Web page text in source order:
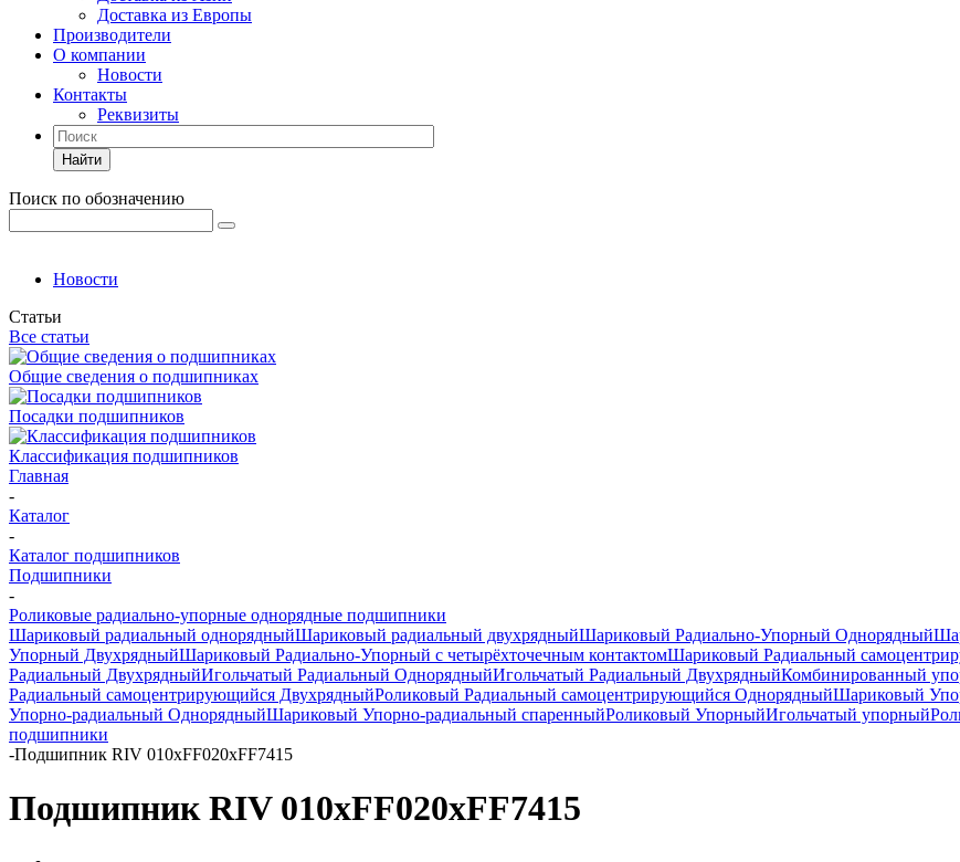
Доставка из Европы
Производители
О компании
Новости
Контакты
Реквизиты
Найти
Поиск по обозначению
Новости
Статьи
Все статьи
Общие сведения о подшипниках
Посадки подшипников
Классификация подшипников
Главная
-
Каталог
-
Каталог подшипников
Подшипники
-
Роликовые радиально-упорные однорядные подшипники
Шариковый радиальный однорядныйШариковый радиальный двухрядныйШариковый Радиально-Упорный Однорядный
Упорный ДвухрядныйШариковый Радиально-Упорный с четырёхточечным контактомШариковый Радиальный
Радиальный ДвухрядныйИгольчатый Радиальный ОднорядныйИгольчатый Радиальный ДвухрядныйКомбинированный
Радиальный самоцентрирующийся ДвухрядныйРоликовый Радиальный самоцентрирующийся ОднорядныйШариковый
Упорно-радиальный ОднорядныйШариковый Упорно-радиальный спаренныйРоликовый УпорныйИгольчатый упорный
подшипники
-Подшипник RIV 010xFF020xFF7415
Подшипник RIV 010xFF020xFF7415